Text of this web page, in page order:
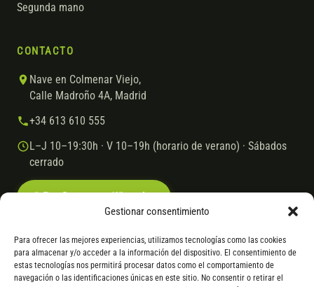
Gestionar consentimiento
Para ofrecer las mejores experiencias, utilizamos tecnologías como las cookies
para almacenar y/o acceder a la información del dispositivo. El consentimiento de
estas tecnologías nos permitirá procesar datos como el comportamiento de
navegación o las identificaciones únicas en este sitio. No consentir o retirar el
Segunda mano
CONTACTO
Nave en Colmenar Viejo,
Calle Madroño 4A, Madrid
+34 613 610 555
L–J 10–19:30h · V 10–19h (horario de verano) · Sábados
cerrado
© 2026 Ebike.esAviso legal Política de cookies
VISA Mastercard Transferencia Cofidis